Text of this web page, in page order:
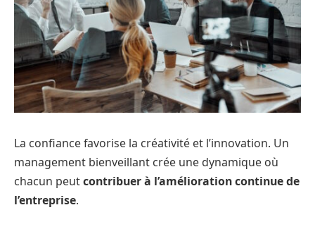
La confiance favorise la créativité et l’innovation. Un
management bienveillant crée une dynamique où
chacun peutcontribuer à l’amélioration continue de
l’entreprise.